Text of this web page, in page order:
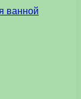
ванной